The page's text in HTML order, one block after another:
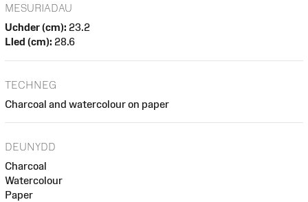
MESURIADAU
Uchder (cm): 23.2
Lled (cm): 28.6
TECHNEG
Charcoal and watercolour on paper
DEUNYDD
Charcoal
Watercolour
Paper